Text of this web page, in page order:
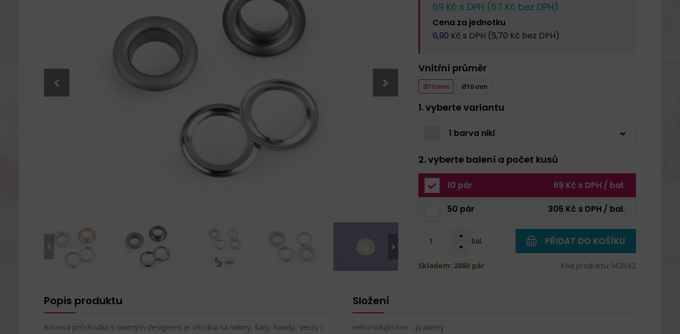
69 Kč s DPH (57 Kč bez DPH)
Cena za jednotku
6,90 Kč s DPH (5,70 Kč bez DPH)
Vnitřní průměr
Ø10 mm Ø16 mm
1. vyberte variantu
1 barva nikl
2. vyberte balení a počet kusů
10 pár 69 Kč s DPH / bal.
50 pár 305 Kč s DPH / bal.
bal. PŘIDAT DO KOŠÍKU
Skladem: 2860 pár Kód produktu: 142542
Popis produktu
Kovová průchodka s matným designem je vhodná na mikiny, šaty, bundy, vesty i
Složení
nekorodující kov - pratelný